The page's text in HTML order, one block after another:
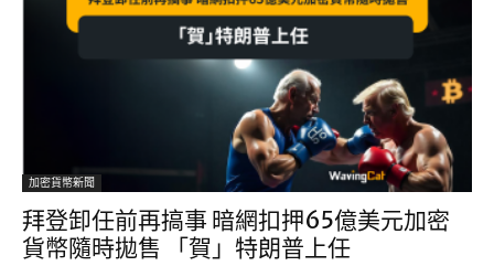
加密貨幣新聞
拜登卸任前再搞事 暗網扣押65億美元加密
貨幣隨時拋售 「賀」特朗普上任